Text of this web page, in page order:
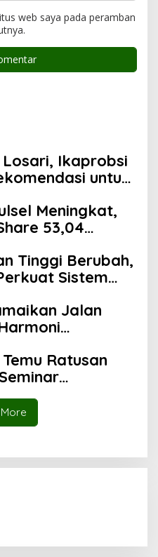
web saya pada peramban
Ikaprobsi
untuk
Meningkat,
53,04
Tinggi Berubah,
Sistem
Jalan
Ratusan